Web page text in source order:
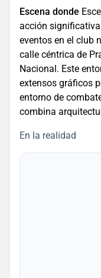
Escena donde
acción
eventos en el club
calle céntrica de
Nacional. Este
extensos gráficos
entorno de
combina
En la realidad